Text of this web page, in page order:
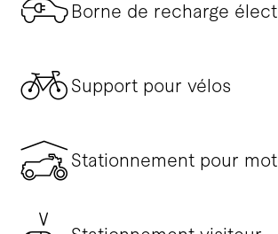
Borne de recharge
Support pour vélos
Stationnement pour